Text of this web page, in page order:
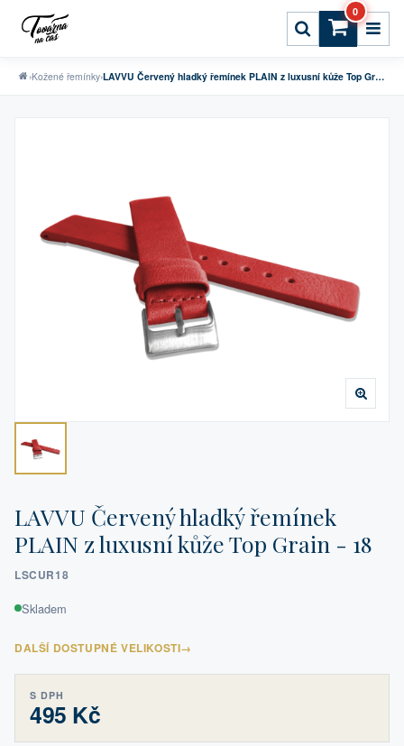
0
›Kožené řemínky› LAVVU Červený hladký řemínek PLAIN z luxusní kůže Top Grain - 18
LAVVU Červený hladký řemínek
PLAIN z luxusní kůže Top Grain - 18
LSCUR18
Skladem
DALŠÍ DOSTUPNÉ VELIKOSTI→
S DPH
495 Kč